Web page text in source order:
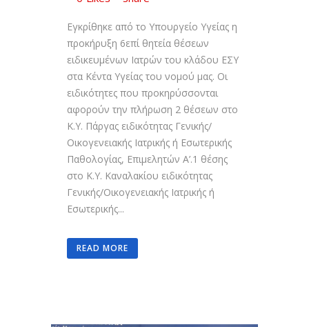
Εγκρίθηκε από το Υπουργείο Υγείας η
προκήρυξη 6επί θητεία θέσεων
ειδικευμένων Ιατρών του κλάδου ΕΣΥ
στα Κέντα Υγείας του νομού μας. Οι
ειδικότητες που προκηρύσσονται
αφορούν την πλήρωση 2 θέσεων στο
Κ.Υ. Πάργας ειδικότητας Γενικής/
Οικογενειακής Ιατρικής ή Εσωτερικής
Παθολογίας, Επιμελητών Α’.1 θέσης
στο Κ.Υ. Καναλακίου ειδικότητας
Γενικής/Οικογενειακής Ιατρικής ή
Εσωτερικής...
READ MORE